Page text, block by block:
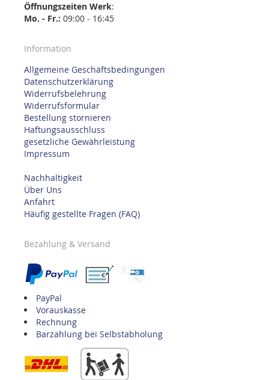
Öffnungszeiten Werk:
Mo. - Fr.: 09:00 - 16:45
Information
Allgemeine Geschäftsbedingungen
Datenschutzerklärung
Widerrufsbelehrung
Widerrufsformular
Bestellung stornieren
Haftungsausschluss
gesetzliche Gewährleistung
Impressum
Nachhaltigkeit
Über Uns
Anfahrt
Häufig gestellte Fragen (FAQ)
Bezahlung & Versand
PayPal
Vorauskasse
Rechnung
Barzahlung bei Selbstabholung